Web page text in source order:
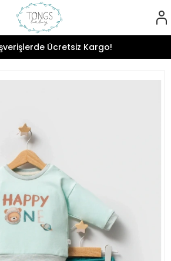
Ücretsiz Kargo!